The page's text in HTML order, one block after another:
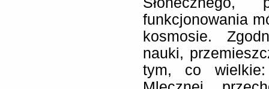
funkcjonowania
kosmosie.
nauki,
tym, co wielkie: